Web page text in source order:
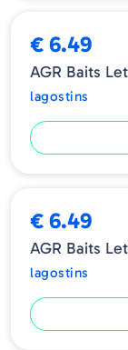
€ 6.49
AGR Baits
lagostins
€ 6.49
AGR Baits
lagostins